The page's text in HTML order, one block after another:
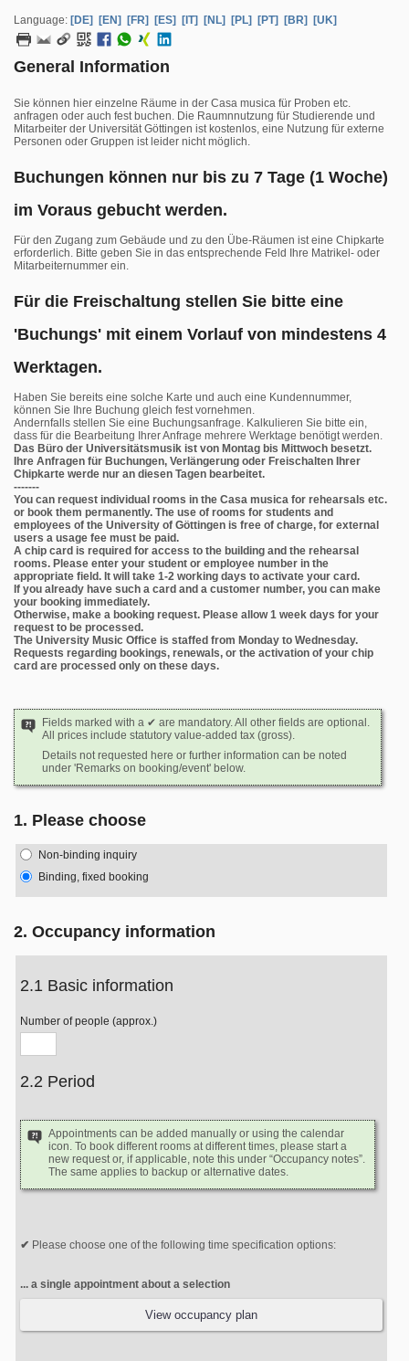
Language: [DE] [EN] [FR] [ES] [IT] [NL] [PL] [PT] [BR] [UK]
General Information
Sie können hier einzelne Räume in der Casa musica für Proben etc.
anfragen oder auch fest buchen. Die Raumnnutzung für Studierende und
Mitarbeiter der Universität Göttingen ist kostenlos, eine Nutzung für externe
Personen oder Gruppen ist leider nicht möglich.
Buchungen können nur bis zu 7 Tage (1 Woche)
im Voraus gebucht werden.
Für den Zugang zum Gebäude und zu den Übe-Räumen ist eine Chipkarte
erforderlich. Bitte geben Sie in das entsprechende Feld Ihre Matrikel- oder
Mitarbeiternummer ein.
Für die Freischaltung stellen Sie bitte eine
'Buchungs' mit einem Vorlauf von mindestens 4
Werktagen.
Haben Sie bereits eine solche Karte und auch eine Kundennummer,
können Sie Ihre Buchung gleich fest vornehmen.
Andernfalls stellen Sie eine Buchungsanfrage. Kalkulieren Sie bitte ein,
dass für die Bearbeitung Ihrer Anfrage mehrere Werktage benötigt werden.
Das Büro der Universitätsmusik ist von Montag bis Mittwoch besetzt.
Ihre Anfragen für Buchungen, Verlängerung oder Freischalten Ihrer
Chipkarte werde nur an diesen Tagen bearbeitet.
-------
You can request individual rooms in the Casa musica for rehearsals etc.
or book them permanently. The use of rooms for students and
employees of the University of Göttingen is free of charge, for external
users a usage fee must be paid.
A chip card is required for access to the building and the rehearsal
rooms. Please enter your student or employee number in the
appropriate field. It will take 1-2 working days to activate your card.
If you already have such a card and a customer number, you can make
your booking immediately.
Otherwise, make a booking request. Please allow 1 week days for your
request to be processed.
The University Music Office is staffed from Monday to Wednesday.
Requests regarding bookings, renewals, or the activation of your chip
card are processed only on these days.
Fields marked with a ✔ are mandatory. All other fields are optional.
All prices include statutory value-added tax (gross).
Details not requested here or further information can be noted
under 'Remarks on booking/event' below.
1. Please choose
Non-binding inquiry
Binding, fixed booking
2. Occupancy information
2.1 Basic information
Number of people (approx.)
2.2 Period
Appointments can be added manually or using the calendar
icon. To book different rooms at different times, please start a
new request or, if applicable, note this under “Occupancy notes”.
The same applies to backup or alternative dates.
Please choose one of the following time specification options:
... a single appointment about a selection
View occupancy plan